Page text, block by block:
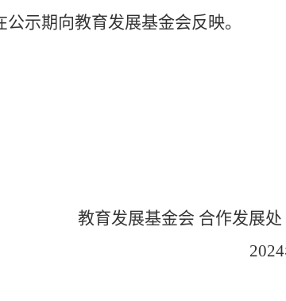
示期向教育发展基金会反映。
教育发展基金会 合作发展处
2024